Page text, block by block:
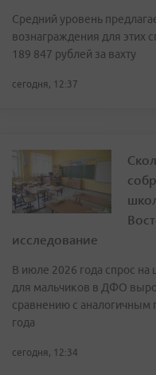
Средний уровень
вознаграждения для этих
189 847 рублей за вахту
сегодня, 12:37
исследование
В июле 2026 года спрос
для мальчиков в ДФО
сравнению с
года
сегодня, 12:34